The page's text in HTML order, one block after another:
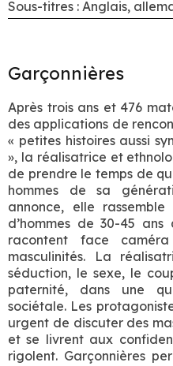
Sous-titres : Anglais,
Garçonnières
Après trois ans et 476
des applications de
« petites histoires aussi
», la réalisatrice et
de prendre le temps de
hommes de sa
annonce, elle
d’hommes de 30-45
racontent face
masculinités. La
séduction, le sexe, le
paternité, dans une
sociétale. Les
urgent de discuter des
et se livrent aux
rigolent. Garçonnières